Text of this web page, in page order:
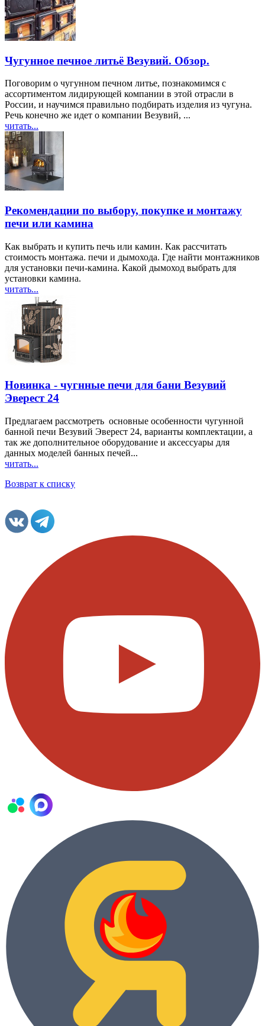
Чугунное печное литьё Везувий. Обзор.
Поговорим о чугунном печном литье, познакомимся с
ассортиментом лидирующей компании в этой отрасли в
России, и научимся правильно подбирать изделия из чугуна.
Речь конечно же идет о компании Везувий, ...
читать...
Рекомендации по выбору, покупке и монтажу
печи или камина
Как выбрать и купить печь или камин. Как рассчитать
стоимость монтажа. печи и дымохода. Где найти монтажников
для установки печи-камина. Какой дымоход выбрать для
установки камина.
читать...
Новинка - чугнные печи для бани Везувий
Эверест 24
Предлагаем рассмотреть основные особенности чугунной
банной печи Везувий Эверест 24, варианты комплектации, а
так же дополнительное оборудование и аксессуары для
данных моделей банных печей...
читать...
Возврат к списку